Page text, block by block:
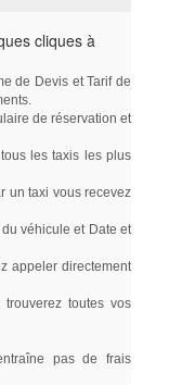
cliques à
de Devis et Tarif de
de réservation et
les taxis les plus
un taxi vous recevez
véhicule et Date et
appeler directement
toutes vos
pas de frais